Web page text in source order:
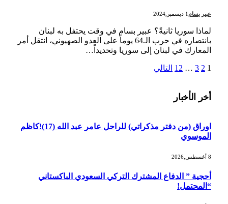
عبير بسام1 ديسمبر,2024
لماذا سوريا ثانيةً؟ عبير بسام في وقت يحتفل به لبنان
بانتصاره في حرب الـ64 يوماً على العدو الصهيوني، انتقل أمر
المعارك في لبنان إلى سوريا وتحديداً…
2
3
…
12 التالي
أخر الأخبار
اوراق (من دفتر مذكراتي) للراحل عامر عبد الله (17)!كاظم
الموسوي
أحجية ” الدفاع المشترك التركي السعودي الباكستاني
“المحتمل!